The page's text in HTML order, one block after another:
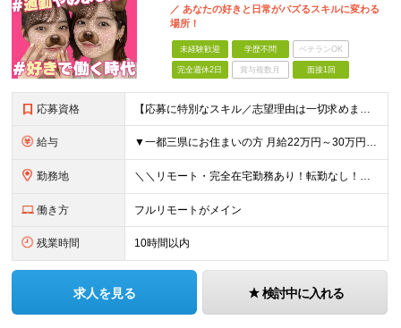
／ あなたの好きと日常がバズるスキルに変わる
場所！
未経験歓迎 学歴不問 ベテランOK
完全週休2日 賞与複数月 面接1回
応募資格 【応募に特別なスキル／志望理由は一切求めません！】 学歴不問／職種・業種未経験歓迎／面接は1回のみ！ ＼＼10名以上の仲間を大募集！／／ 未経験・第二新卒・初めての正社員も大歓迎！ 「旅行が好き！
給与 ▼一都三県にお住まいの方 月給22万円～30万円+インセンティブ ※経験・能力を考慮して決定。経験がある場合は、スキルに応じた月給額でスタートします。 ※上記には固定残業代（10時間分／15,000円
勤務地 ＼＼リモート・完全在宅勤務あり！転勤なし！／／ ★47都道府県の好きな地域で働けます◎ ★本社は渋谷駅徒歩5分の好立地です！ □リモート・フルリモートも選択可能です！ └将来的には「お気に入りのカフ
働き方 フルリモートがメイン
残業時間 10時間以内
求人を見る 検討中に入れる